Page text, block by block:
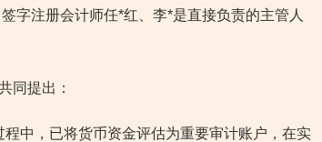
字注册会计师任*红、李*是直接负责的主管人
同提出：
中，已将货币资金评估为重要审计账户，在实